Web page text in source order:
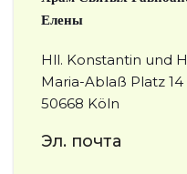
Елены
Hll. Konstantin und
Maria-Ablaß Platz 14
50668 Köln
Эл. почта